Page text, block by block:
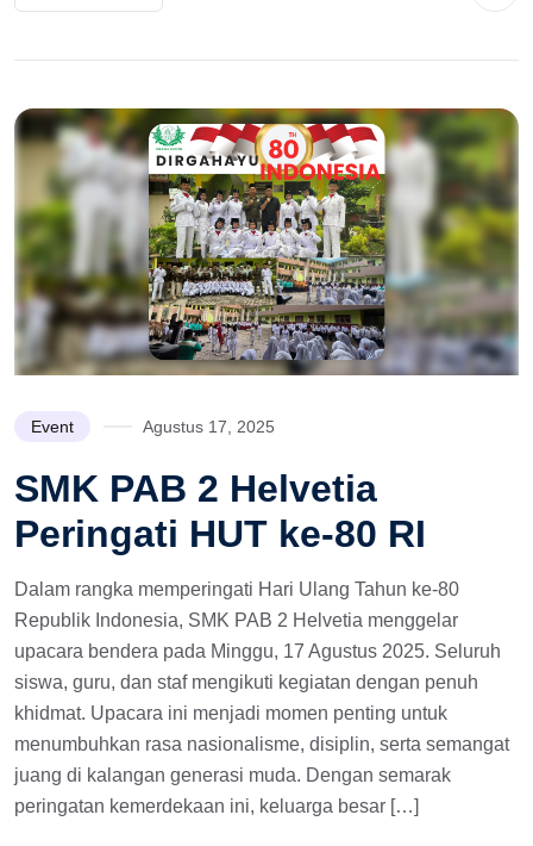
Event Agustus 17, 2025
SMK PAB 2 Helvetia
Peringati HUT ke-80 RI
Dalam rangka memperingati Hari Ulang Tahun ke-80
Republik Indonesia, SMK PAB 2 Helvetia menggelar
upacara bendera pada Minggu, 17 Agustus 2025. Seluruh
siswa, guru, dan staf mengikuti kegiatan dengan penuh
khidmat. Upacara ini menjadi momen penting untuk
menumbuhkan rasa nasionalisme, disiplin, serta semangat
juang di kalangan generasi muda. Dengan semarak
peringatan kemerdekaan ini, keluarga besar […]